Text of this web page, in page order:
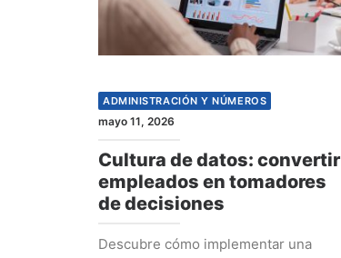
ADMINISTRACIÓN Y NÚMEROS
mayo 11, 2026
Cultura de datos: convertir
empleados en tomadores
de decisiones
Descubre cómo implementar una